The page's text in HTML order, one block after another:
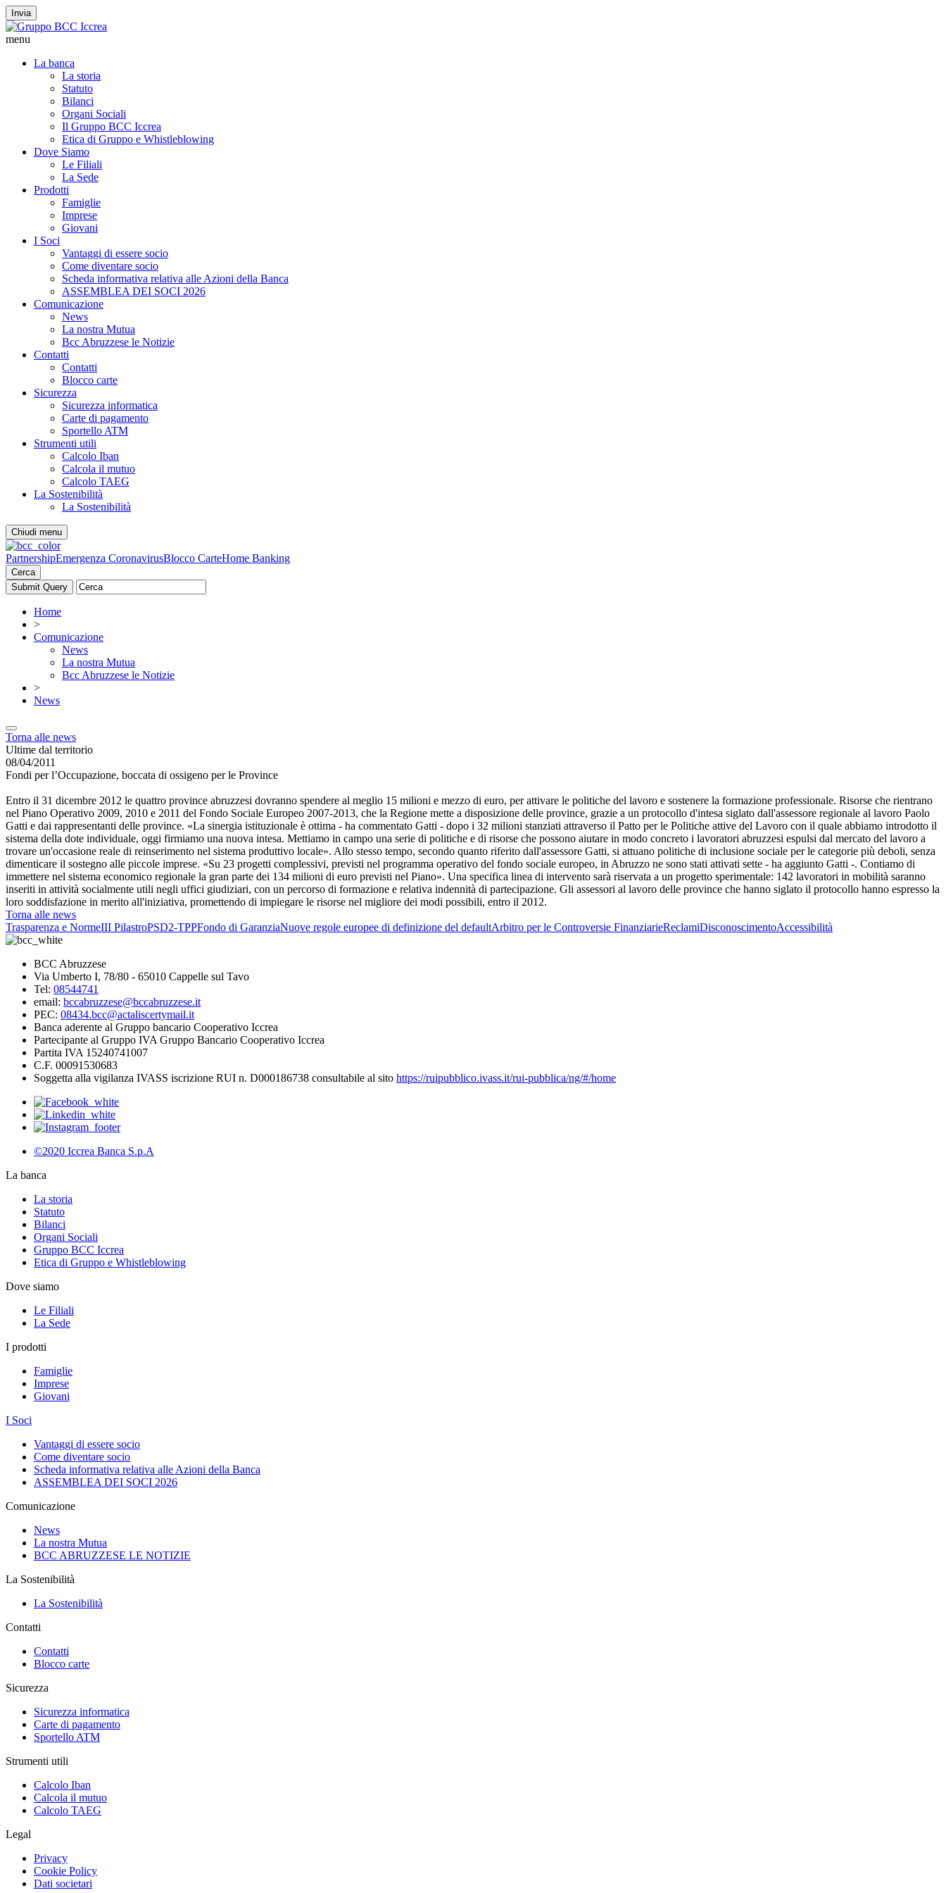
Invia
menu
La banca
La storia
Statuto
Bilanci
Organi Sociali
Il Gruppo BCC Iccrea
Etica di Gruppo e Whistleblowing
Dove Siamo
Le Filiali
La Sede
Prodotti
Famiglie
Imprese
Giovani
I Soci
Vantaggi di essere socio
Come diventare socio
Scheda informativa relativa alle Azioni della Banca
ASSEMBLEA DEI SOCI 2026
Comunicazione
News
La nostra Mutua
Bcc Abruzzese le Notizie
Contatti
Contatti
Blocco carte
Sicurezza
Sicurezza informatica
Carte di pagamento
Sportello ATM
Strumenti utili
Calcolo Iban
Calcola il mutuo
Calcolo TAEG
La Sostenibilità
La Sostenibilità
Chiudi menu
PartnershipEmergenza CoronavirusBlocco CarteHome Banking
Cerca
Home
>
Comunicazione
News
La nostra Mutua
Bcc Abruzzese le Notizie
>
News
Torna alle news
Ultime dal territorio
08/04/2011
Fondi per l’Occupazione, boccata di ossigeno per le Province
Entro il 31 dicembre 2012 le quattro province abruzzesi dovranno spendere al meglio 15 milioni e mezzo di euro, per attivare le politiche del lavoro e sostenere la formazione professionale. Risorse che rientrano
nel Piano Operativo 2009, 2010 e 2011 del Fondo Sociale Europeo 2007-2013, che la Regione mette a disposizione delle province, grazie a un protocollo d'intesa siglato dall'assessore regionale al lavoro Paolo
Gatti e dai rappresentanti delle province. «La sinergia istituzionale è ottima - ha commentato Gatti - dopo i 32 milioni stanziati attraverso il Patto per le Politiche attive del Lavoro con il quale abbiamo introdotto il
sistema della dote individuale, oggi firmiamo una nuova intesa. Mettiamo in campo una serie di politiche e di risorse che possono aiutare in modo concreto i lavoratori abruzzesi espulsi dal mercato del lavoro a
trovare un'occasione reale di reinserimento nel sistema produttivo locale». Allo stesso tempo, secondo quanto riferito dall'assessore Gatti, si attuano politiche di inclusione sociale per le categorie più deboli, senza
dimenticare il sostegno alle piccole imprese. «Su 23 progetti complessivi, previsti nel programma operativo del fondo sociale europeo, in Abruzzo ne sono stati attivati sette - ha aggiunto Gatti -. Contiamo di
immettere nel sistema economico regionale la gran parte dei 134 milioni di euro previsti nel Piano». Una specifica linea di intervento sarà riservata a un progetto sperimentale: 142 lavoratori in mobilità saranno
inseriti in attività socialmente utili negli uffici giudiziari, con un percorso di formazione e relativa indennità di partecipazione. Gli assessori al lavoro delle province che hanno siglato il protocollo hanno espresso la
loro soddisfazione in merito all'iniziativa, promettendo di impiegare le risorse nel migliore dei modi possibili, entro il 2012.
Torna alle news
Trasparenza e NormeIII PilastroPSD2-TPPFondo di GaranziaNuove regole europee di definizione del defaultArbitro per le Controversie FinanziarieReclamiDisconoscimentoAccessibilità
BCC Abruzzese
Via Umberto I, 78/80 - 65010 Cappelle sul Tavo
Tel: 08544741
email: bccabruzzese@bccabruzzese.it
PEC: 08434.bcc@actaliscertymail.it
Banca aderente al Gruppo bancario Cooperativo Iccrea
Partecipante al Gruppo IVA Gruppo Bancario Cooperativo Iccrea
Partita IVA 15240741007
C.F. 00091530683
Soggetta alla vigilanza IVASS iscrizione RUI n. D000186738 consultabile al sito https://ruipubblico.ivass.it/rui-pubblica/ng/#/home
©2020 Iccrea Banca S.p.A
La banca
La storia
Statuto
Bilanci
Organi Sociali
Gruppo BCC Iccrea
Etica di Gruppo e Whistleblowing
Dove siamo
Le Filiali
La Sede
I prodotti
Famiglie
Imprese
Giovani
I Soci
Vantaggi di essere socio
Come diventare socio
Scheda informativa relativa alle Azioni della Banca
ASSEMBLEA DEI SOCI 2026
Comunicazione
News
La nostra Mutua
BCC ABRUZZESE LE NOTIZIE
La Sostenibilità
La Sostenibilità
Contatti
Contatti
Blocco carte
Sicurezza
Sicurezza informatica
Carte di pagamento
Sportello ATM
Strumenti utili
Calcolo Iban
Calcola il mutuo
Calcolo TAEG
Legal
Privacy
Cookie Policy
Dati societari